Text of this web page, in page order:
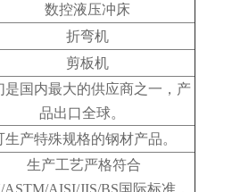
数控液压冲床
折弯机
剪板机
是国内最大的供应商之一，产
品出口全球。
生产特殊规格的钢材产品。
生产工艺严格符合
AISI/JIS/BS国际标准，